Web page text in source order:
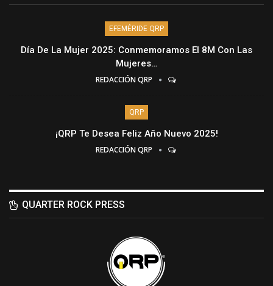
EFEMÉRIDE QRP
Día De La Mujer 2025: Conmemoramos El 8M Con Las
Mujeres…
REDACCIÓN QRP
QRP
¡QRP Te Desea Feliz Año Nuevo 2025!
REDACCIÓN QRP
QUARTER ROCK PRESS